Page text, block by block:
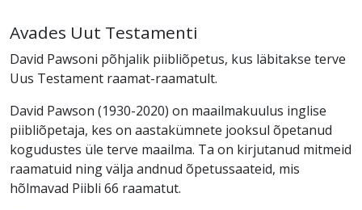
Avades Uut Testamenti
David Pawsoni põhjalik piibliõpetus, kus läbitakse terve
Uus Testament raamat-raamatult.
David Pawson (1930-2020) on maailmakuulus inglise
piibliõpetaja, kes on aastakümnete jooksul õpetanud
kogudustes üle terve maailma. Ta on kirjutanud mitmeid
raamatuid ning välja andnud õpetussaateid, mis
hõlmavad Piibli 66 raamatut.